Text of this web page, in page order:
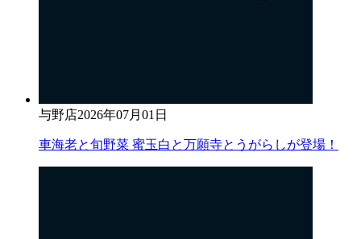
与野店2026年07月01日
車海老と旬野菜 蜜玉白と万願寺とうがらしが登場！